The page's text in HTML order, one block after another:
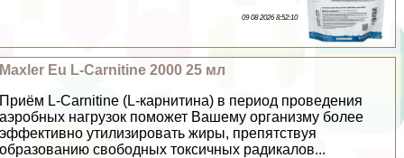
09 08 2026 8:52:10
Maxler Eu L-Carnitine 2000 25 мл
Приём L-Carnitine (L-карнитина) в период проведения
аэробных нагрузок поможет Вашему организму более
эффективно утилизировать жиры, препятствуя
образованию свободных токсичных радикалов...